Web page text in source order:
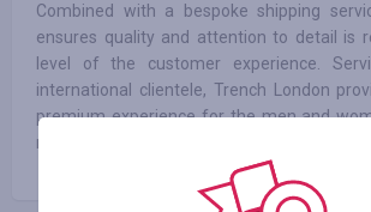
Combined with a bespoke shipping
ensures quality and attention to detail is
level of the customer experience.
international clientele, Trench London
premium experience for the men and
more from their fashion.